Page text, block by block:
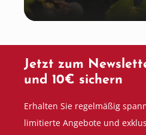
Jetzt zum
und 10€ sichern
Erhalten Sie regelmäßig
limitierte Angebote und